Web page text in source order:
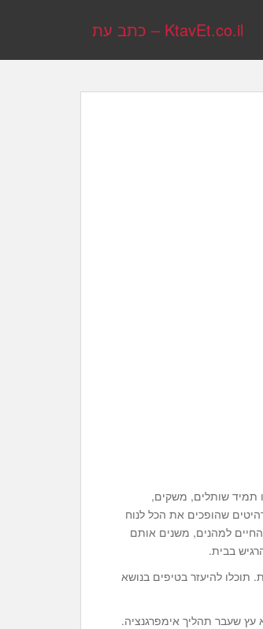
KtavEt.co.il – כתב עת
תמיד שותלים, משקים,
שהופכים את הכל לנוח
למהנים, משנים אותם
בבית.
תוכלו להיעזר בטיפים בנושא
שעבר תהליך אימפרגנציה.